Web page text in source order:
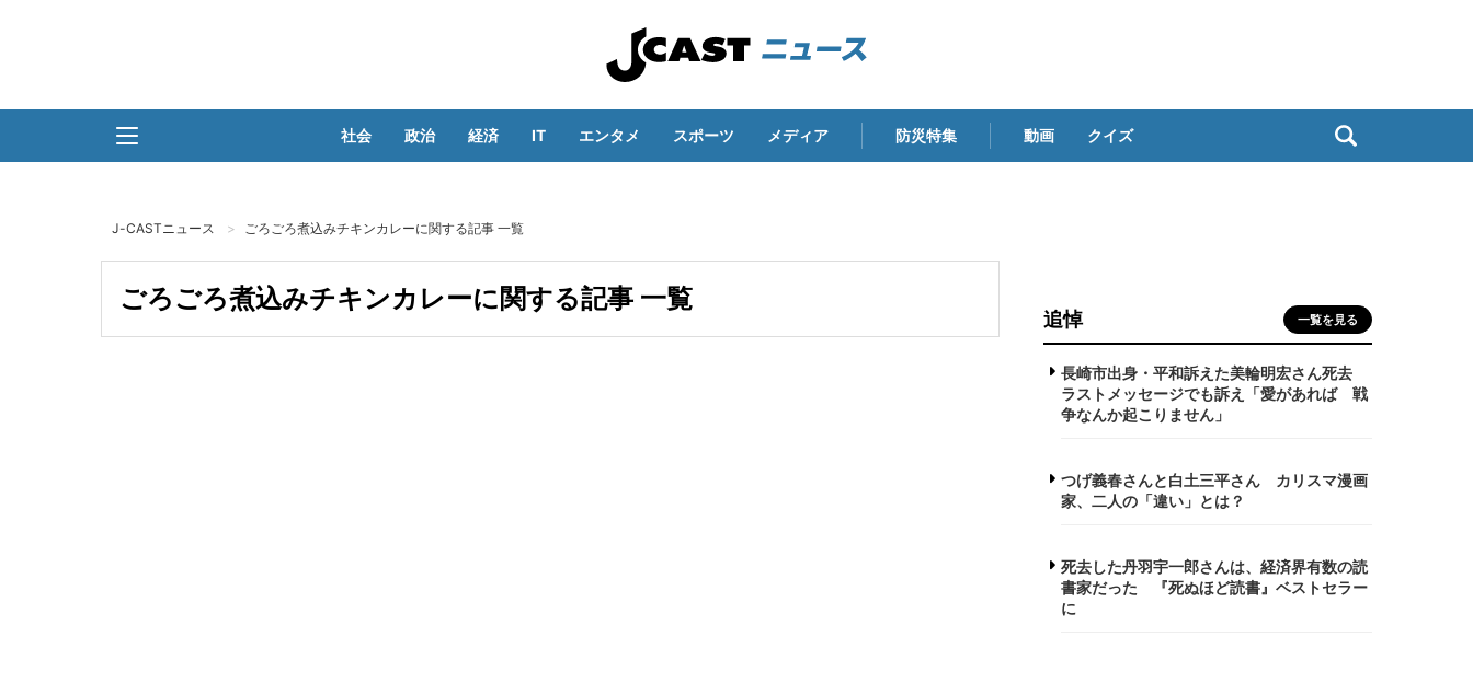
社会 政治 経済 IT エンタメ スポーツ メディア 防災特集 動画 クイズ
J-CASTニュース ごろごろ煮込みチキンカレーに関する記事 一覧
ごろごろ煮込みチキンカレーに関する記事 一覧
追悼 一覧を見る
長崎市出身・平和訴えた美輪明宏さん死去
ラストメッセージでも訴え「愛があれば 戦
争なんか起こりません」
つげ義春さんと白土三平さん カリスマ漫画
家、二人の「違い」とは？
死去した丹羽宇一郎さんは、経済界有数の読
書家だった 『死ぬほど読書』ベストセラー
に